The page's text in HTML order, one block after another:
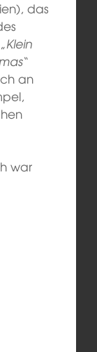
das
Klein
“
an
war